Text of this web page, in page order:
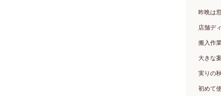
昨晩は
店舗デ
搬入作
大きな
実りの
初めて